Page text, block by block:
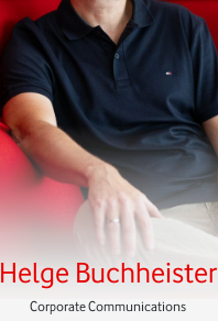
Helge Buchheister
Corporate Communications